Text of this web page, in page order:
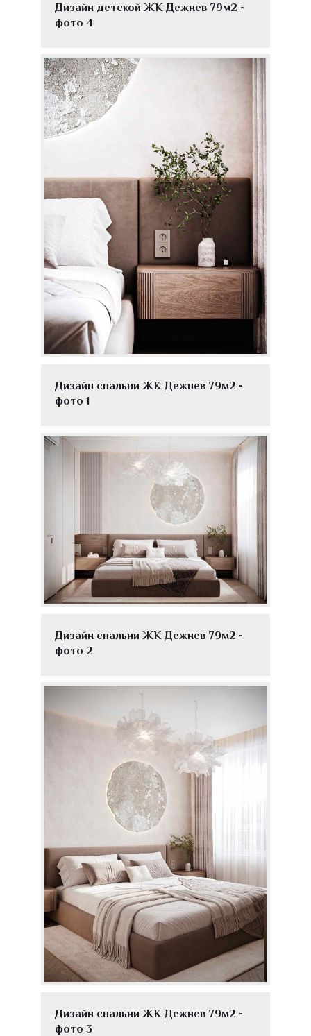
Дизайн детской ЖК Дежнев 79м2 -
фото 4
Дизайн спальни ЖК Дежнев 79м2 -
фото 1
Дизайн спальни ЖК Дежнев 79м2 -
фото 2
Дизайн спальни ЖК Дежнев 79м2 -
фото 3